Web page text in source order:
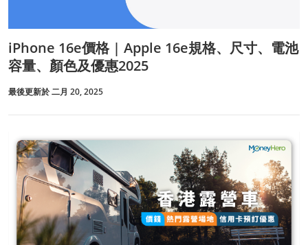
iPhone 16e價格 | Apple 16e規格、尺寸、電池
容量、顏色及優惠2025
最後更新於 二月 20, 2025